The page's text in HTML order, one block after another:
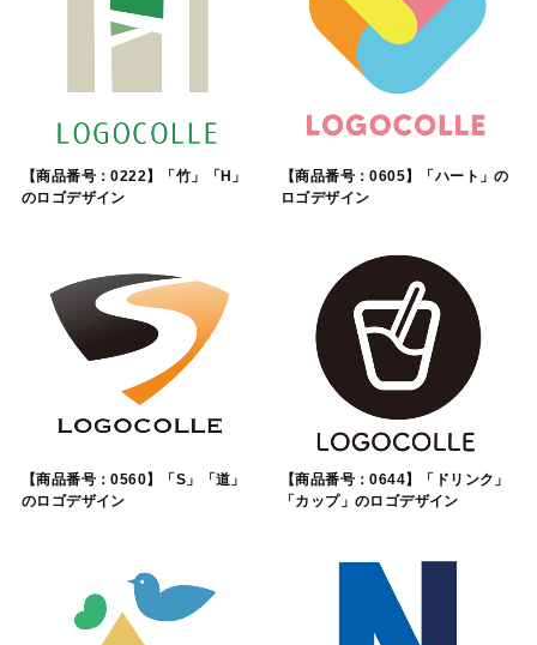
【商品番号：0222】「竹」「H」
のロゴデザイン
【商品番号：0605】「ハート」の
ロゴデザイン
【商品番号：0560】「S」「道」
のロゴデザイン
【商品番号：0644】「ドリンク」
「カップ」のロゴデザイン